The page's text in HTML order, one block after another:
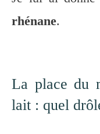
rhénane.
La place du
lait : quel